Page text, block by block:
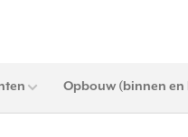
Opbouw (binnen en